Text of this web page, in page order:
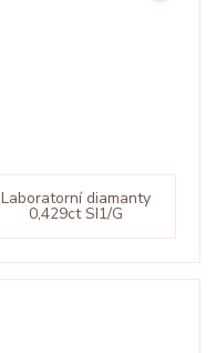
Laboratorní diamanty
0,429ct SI1/G